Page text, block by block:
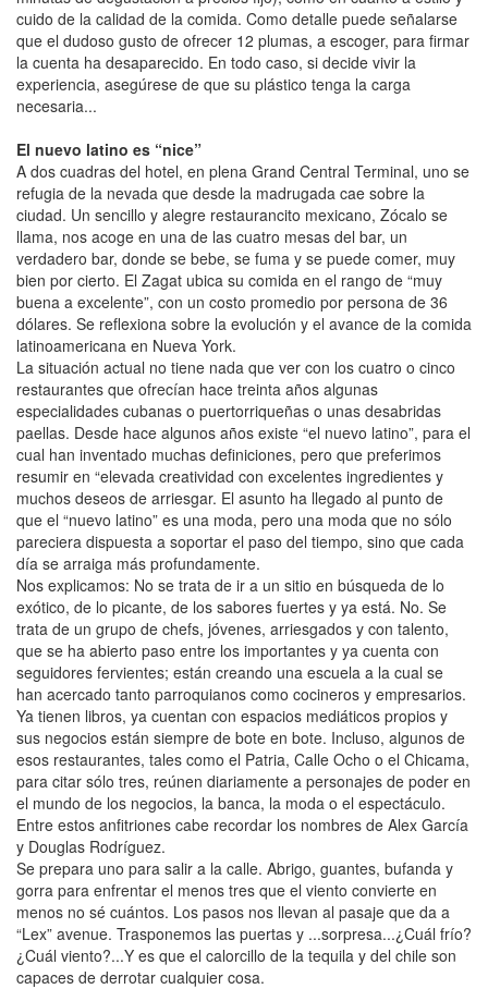
cuido de la calidad de la comida. Como detalle puede señalarse
que el dudoso gusto de ofrecer 12 plumas, a escoger, para firmar
la cuenta ha desaparecido. En todo caso, si decide vivir la
experiencia, asegúrese de que su plástico tenga la carga
necesaria...
El nuevo latino es “nice”
A dos cuadras del hotel, en plena Grand Central Terminal, uno se
refugia de la nevada que desde la madrugada cae sobre la
ciudad. Un sencillo y alegre restaurancito mexicano, Zócalo se
llama, nos acoge en una de las cuatro mesas del bar, un
verdadero bar, donde se bebe, se fuma y se puede comer, muy
bien por cierto. El Zagat ubica su comida en el rango de “muy
buena a excelente”, con un costo promedio por persona de 36
dólares. Se reflexiona sobre la evolución y el avance de la comida
latinoamericana en Nueva York.
La situación actual no tiene nada que ver con los cuatro o cinco
restaurantes que ofrecían hace treinta años algunas
especialidades cubanas o puertorriqueñas o unas desabridas
paellas. Desde hace algunos años existe “el nuevo latino”, para el
cual han inventado muchas definiciones, pero que preferimos
resumir en “elevada creatividad con excelentes ingredientes y
muchos deseos de arriesgar. El asunto ha llegado al punto de
que el “nuevo latino” es una moda, pero una moda que no sólo
pareciera dispuesta a soportar el paso del tiempo, sino que cada
día se arraiga más profundamente.
Nos explicamos: No se trata de ir a un sitio en búsqueda de lo
exótico, de lo picante, de los sabores fuertes y ya está. No. Se
trata de un grupo de chefs, jóvenes, arriesgados y con talento,
que se ha abierto paso entre los importantes y ya cuenta con
seguidores fervientes; están creando una escuela a la cual se
han acercado tanto parroquianos como cocineros y empresarios.
Ya tienen libros, ya cuentan con espacios mediáticos propios y
sus negocios están siempre de bote en bote. Incluso, algunos de
esos restaurantes, tales como el Patria, Calle Ocho o el Chicama,
para citar sólo tres, reúnen diariamente a personajes de poder en
el mundo de los negocios, la banca, la moda o el espectáculo.
Entre estos anfitriones cabe recordar los nombres de Alex García
y Douglas Rodríguez.
Se prepara uno para salir a la calle. Abrigo, guantes, bufanda y
gorra para enfrentar el menos tres que el viento convierte en
menos no sé cuántos. Los pasos nos llevan al pasaje que da a
“Lex” avenue. Trasponemos las puertas y ...sorpresa...¿Cuál frío?
¿Cuál viento?...Y es que el calorcillo de la tequila y del chile son
capaces de derrotar cualquier cosa.